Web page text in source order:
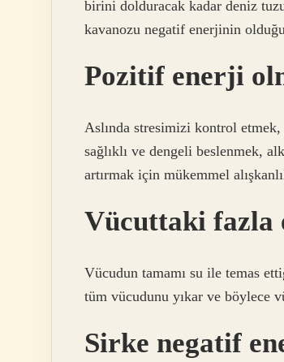
birini dolduracak kadar deniz
kavanozu negatif enerjinin
Pozitif enerji
Aslında stresimizi kontrol
sağlıklı ve dengeli beslenmek,
artırmak için mükemmel
Vücuttaki fazla
Vücudun tamamı su ile temas
tüm vücudunu yıkar ve böylece
Sirke negatif